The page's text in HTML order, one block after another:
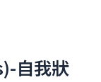
自我狀